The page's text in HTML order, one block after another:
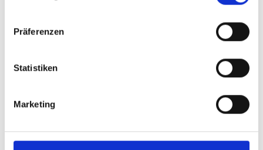
Präferenzen
Statistiken
Marketing